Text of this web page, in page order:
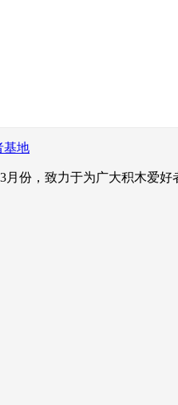
月份，致力于为广大积木爱